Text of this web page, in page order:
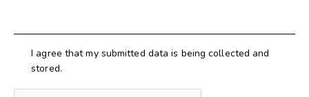
I agree that my submitted data is being collected and
stored.